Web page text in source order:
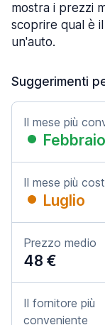
mostra i prezzi
scoprire qual è
un'auto.
Suggerimenti
Il mese più
Febbraio
Il mese più
Luglio
Prezzo medio
48 €
Il fornitore più
conveniente